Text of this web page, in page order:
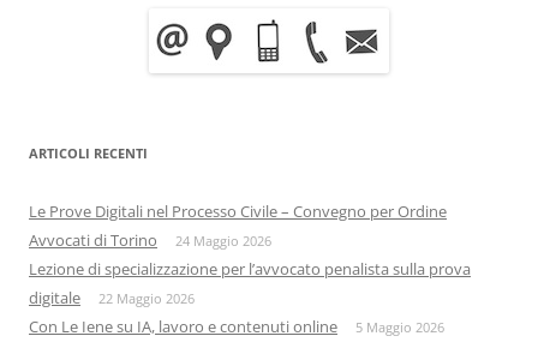
ARTICOLI RECENTI
Le Prove Digitali nel Processo Civile – Convegno per Ordine
Avvocati di Torino
24 Maggio 2026
Lezione di specializzazione per l’avvocato penalista sulla prova
digitale
22 Maggio 2026
Con Le Iene su IA, lavoro e contenuti online 5 Maggio 2026